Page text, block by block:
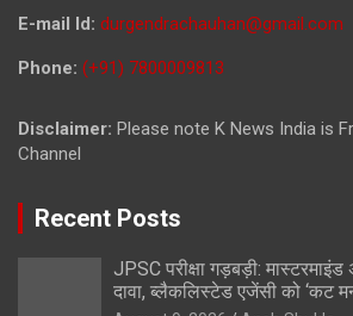
E-mail Id: durgendrachauhan@gmail.com
Phone: (+91) 7800009813
Disclaimer: Please note K News India is
Channel
Recent Posts
JPSC परीक्षा गड़बड़ी: मास्टरमाइंड
दावा, ब्लैकलिस्टेड एजेंसी को ‘कट